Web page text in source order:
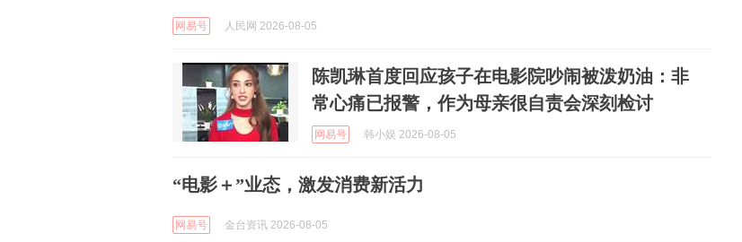
网易号 人民网 2026-08-05
陈凯琳首度回应孩子在电影院吵闹被泼奶油：非
常心痛已报警，作为母亲很自责会深刻检讨
网易号 韩小娱 2026-08-05
“电影＋”业态，激发消费新活力
网易号 金台资讯 2026-08-05